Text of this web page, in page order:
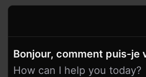
Bonjour, comment puis-je
How can I help you today?